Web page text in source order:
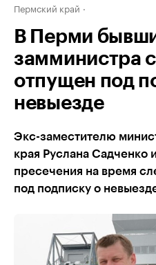
Пермский край
В Перми
замминистра
отпущен под
невыезде
Экс-заместителю
края Руслана Садченко
пресечения на время
под подписку о